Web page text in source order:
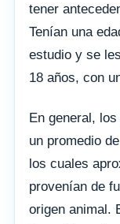
tener
Tenían una
estudio y se
18 años, con
En general,
un promedio
los cuales
provenían de
origen animal.